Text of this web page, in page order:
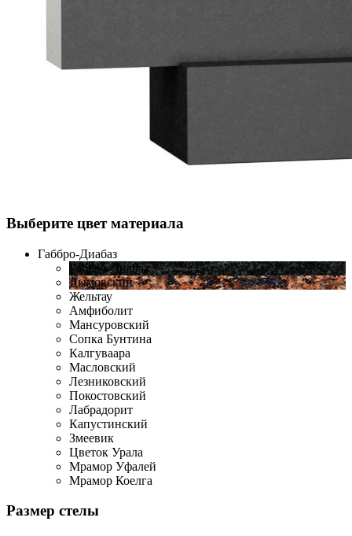
Выберите цвет материала
Габбро-Диабаз
Габбро-Диабаз
Дымовский
Жельтау
Амфиболит
Мансуровский
Сопка Бунтина
Калгуваара
Масловский
Лезниковский
Покостовский
Лабрадорит
Капустинский
Змеевик
Цветок Урала
Мрамор Уфалей
Мрамор Коелга
Размер стелы